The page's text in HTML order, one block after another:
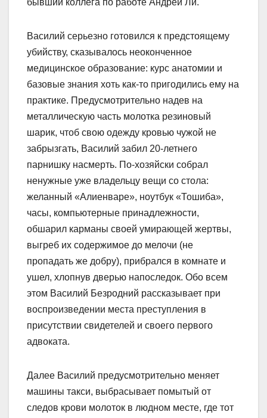
бывший коллега по работе Андрей Ли.
Василий серьезно готовился к предстоящему
убийству, сказывалось неоконченное
медицинское образование: курс анатомии и
базовые знания хоть как-то пригодились ему на
практике. Предусмотрительно надев на
металлическую часть молотка резиновый
шарик, чтоб свою одежду кровью чужой не
забрызгать, Василий забил 20-летнего
парнишку насмерть. По-хозяйски собрал
ненужные уже владельцу вещи со стола:
желанный «Алиенваре», ноутбук «Тошиба»,
часы, компьютерные принадлежности,
обшарил карманы своей умирающей жертвы,
выгреб их содержимое до мелочи (не
пропадать же добру), прибрался в комнате и
ушел, хлопнув дверью напоследок. Обо всем
этом Василий Безродний рассказывает при
воспроизведении места преступления в
присутствии свидетелей и своего первого
адвоката.
Далее Василий предусмотрительно меняет
машины такси, выбрасывает помытый от
следов крови молоток в людном месте, где тот